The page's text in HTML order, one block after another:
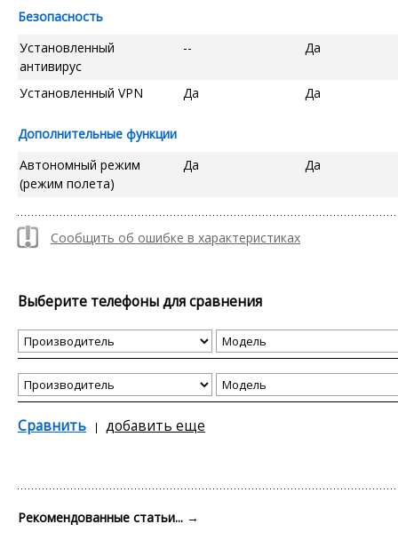
Безопасность
Установленный
антивирус
-- Да
Установленный VPN Да Да
Дополнительные функции
Автономный режим
(режим полета)
Да Да
Сообщить об ошибке в характеристиках
Выберите телефоны для сравнения
Сравнить добавить еще
Рекомендованные статьи... →